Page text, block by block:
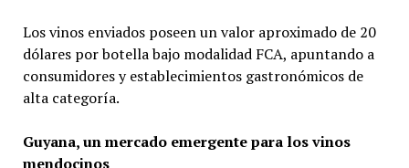
Los vinos enviados poseen un valor aproximado de 20
dólares por botella bajo modalidad FCA, apuntando a
consumidores y establecimientos gastronómicos de
alta categoría.
Guyana, un mercado emergente para los vinos
mendocinos